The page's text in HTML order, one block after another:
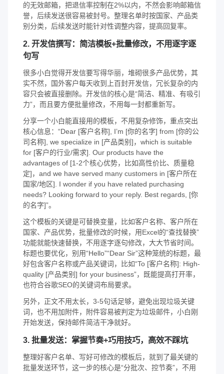
的无效邮箱，把退信率控制在2%以内，不然会影响邮箱信
誉，后续发送很容易被封号。整理名单时按国家、产品类
别分类，后续发送时能针对性调整内容，提高回复率。
2. 开发信撰写：简洁模板+批量修改，不用逐字逐
句写
很多小白觉得开发信要写得华丽，堆砌很多产品优势，其
实不然，国外客户每天收到上百封开发信，冗长复杂的内
容只会被直接删除。开发信的核心是“简洁、精准、有吸引
力”，而且要方便批量修改，不用每一封都重新写。
分享一个小白能直接用的模板，不用复杂修饰，重点突出
核心信息：“Dear [客户名称], I’m [你的名字] from [你的公
司名称], we specialize in [产品类别]，which is suitable
for [客户的行业/需求]. Our products have the
advantages of [1-2个核心优势，比如高性价比、质量稳
定]，and we have served many customers in [客户所在
国家/地区]. I wonder if you have related purchasing
needs? Looking forward to your reply. Best regards, [你
的名字]”。
这个模板的关键是可替换变量，比如客户名称、客户所在
国家、产品优势，批量修改的时候，用Excel的“查找替换”
功能就能快速替换，不用逐字逐句修改，大大节省时间。
标题也要优化，别用“Hello”“Dear Sir”这种笼统的标题，最
好包含客户名称或产品关键词，比如“To [客户名称]: High-
quality [产品类别] for your business”，既能提高打开率，
也符合谷歌SEO的关键词布局要求。
另外，正文不用太长，3-5句话足够，避免出现垃圾关键
词，也不用加附件，附件容易被判定为垃圾邮件，小白刚
开始发送，保持邮件简洁干净就好。
3. 批量发送：掌握节奏+巧用技巧，高效不踩坑
整理好客户名单、写好可修改的模板后，就到了最关键的
批量发送环节，这一步的核心是“分批次、控节奏”，不用